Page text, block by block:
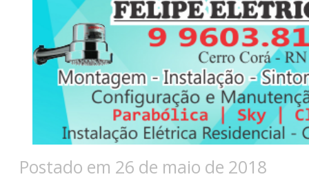
Postado em 26 de maio de 2018